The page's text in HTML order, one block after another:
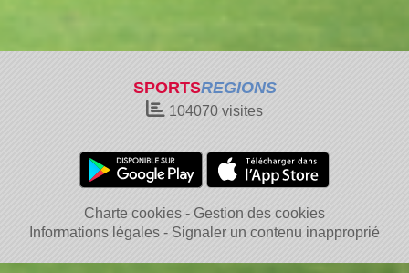
SPORTSREGIONS
104070 visites
Charte cookies
Gestion des cookies
Informations légales
Signaler un contenu inapproprié